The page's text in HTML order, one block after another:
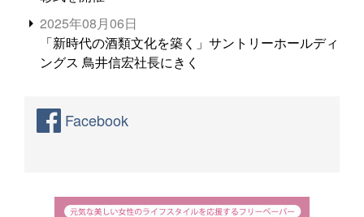
2025年08月06日
「新時代の酒類文化を築く」サントリーホールディ
ングス 鳥井信宏社長にきく
Facebook